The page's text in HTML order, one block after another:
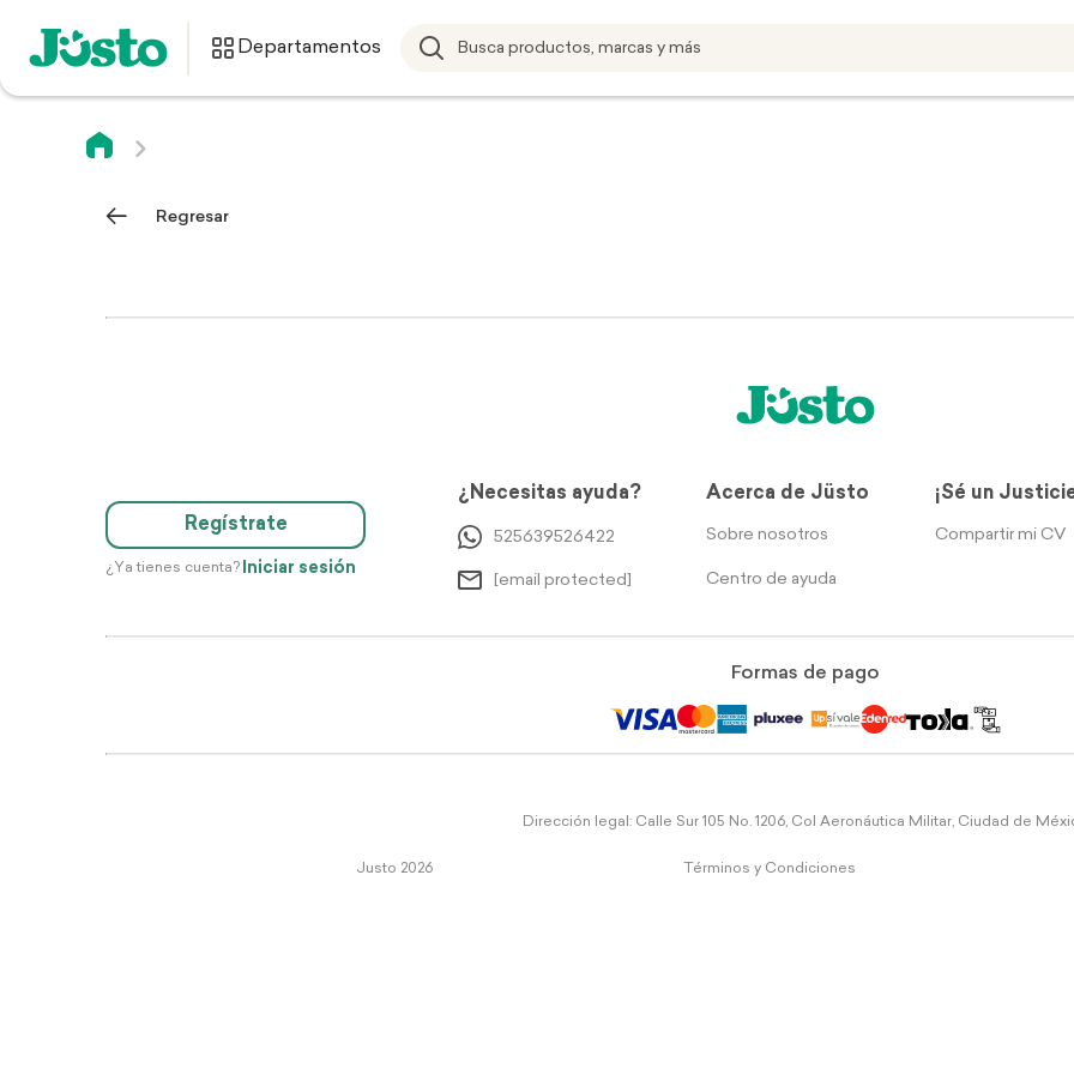
Departamentos
Regresar
Regístrate
¿Ya tienes cuenta? Iniciar sesión
¿Necesitas ayuda?
525639526422
[email protected]
Acerca de Jüsto
Sobre nosotros
Centro de ayuda
¡Sé un
Compartir mi CV
Formas de pago
Dirección legal: Calle Sur 105 No. 1206, Col Aeronáutica Militar, Ciudad de
Justo 2026 Términos y Condiciones